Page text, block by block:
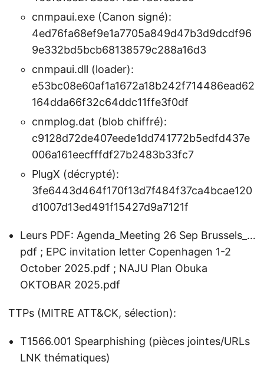
cnmpaui.exe (Canon signé):
4ed76fa68ef9e1a7705a849d47b3d9dcdf96
9e332bd5bcb68138579c288a16d3
cnmpaui.dll (loader):
e53bc08e60af1a1672a18b242f714486ead62
164dda66f32c64ddc11ffe3f0df
cnmplog.dat (blob chiffré):
c9128d72de407eede1dd741772b5edfd437e
006a161eecfffdf27b2483b33fc7
PlugX (décrypté):
3fe6443d464f170f13d7f484f37ca4bcae120
d1007d13ed491f15427d9a7121f
Leurs PDF: Agenda_Meeting 26 Sep Brussels_…
pdf ; EPC invitation letter Copenhagen 1-2
October 2025.pdf ; NAJU Plan Obuka
OKTOBAR 2025.pdf
TTPs (MITRE ATT&CK, sélection):
T1566.001 Spearphishing (pièces jointes/URLs
LNK thématiques)